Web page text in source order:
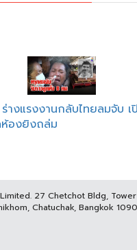
างแรงงานกลับไทยลมจับ เ
องยิงถล่ม
27 Chetchot Bldg,
Chatuchak, Bangkok